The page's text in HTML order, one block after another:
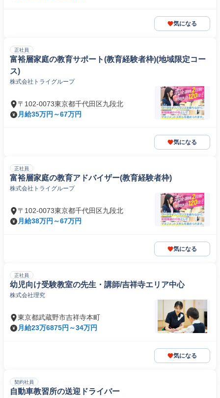
気になる
正社員
富裕層家庭の教育サポート(教育経験者枠)(地域限定コー
ス)
株式会社トライグループ
〒102-0073東京都千代田区九段北
月給35万円～67万円
気になる
正社員
富裕層家庭の教育アドバイザー(教育経験者枠)
株式会社トライグループ
〒102-0073東京都千代田区九段北
月給38万円～67万円
気になる
正社員
幼児向け受験教室の先生・講師/吉祥寺エリア中心
株式会社理究
東京都武蔵野市吉祥寺本町
月給23万6875円～34万円
気になる
契約社員
自動車教習所の送迎ドライバー